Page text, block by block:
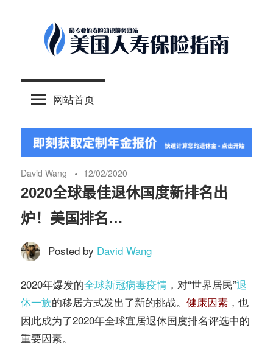
content
美
人
寿
保
险
指
最
国
保
理
财
服
社
区
网站首页
David Wang 12/02/2020
2020全球最佳退休国度新排名出
炉！美国排名…
Posted by David Wang
2020年爆发的全球新冠病毒疫情 ，对“世界居民”退
休一族的移居方式发出了新的挑战。 健康因素 ，也
因此成为了2020年全球宜居退休国度排名评选中的
重要因素。